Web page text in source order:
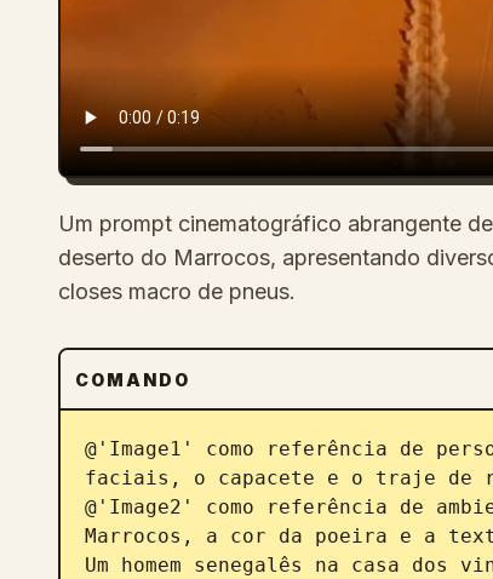
Um prompt cinematográfico abrangente
deserto do Marrocos, apresentando
closes macro de pneus.
COMANDO
@'Image1' como referência de
faciais, o capacete e o traje de
@'Image2' como referência de
Marrocos, a cor da poeira e a
Um homem senegalês na casa